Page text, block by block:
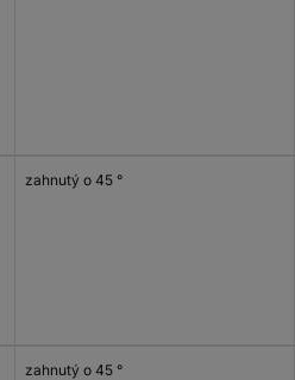
zahnutý o 45 °
zahnutý o 45 °